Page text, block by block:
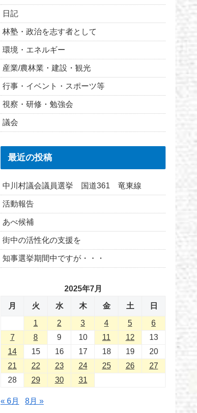
日記
林塾・政治を志す者として
環境・エネルギー
産業/農林業・建設・観光
行事・イベント・スポーツ等
視察・研修・勉強会
議会
最近の投稿
中川村議会議員選挙 国道361 竜東線
活動報告
あべ候補
街中の活性化の支援を
知事選挙期間中ですが・・・
2025年7月
月 火 水 木 金 土 日
1 2 3 4 5
6
7
8 9 10 11 12
13
14
15 16 17 18 19
20
21
22 23 24 25 26
27
28
29 30 31
« 6月 8月 »